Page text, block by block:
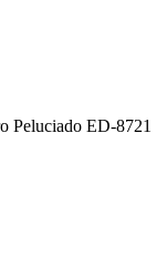
Peluciado ED-8721